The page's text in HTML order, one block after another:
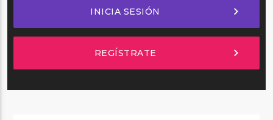
INICIA SESIÓN chevron_right
REGÍSTRATE chevron_right